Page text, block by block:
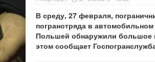
В среду, 27 февраля,
погранотряда в автомобильном
Польшей обнаружили большое
этом сообщает